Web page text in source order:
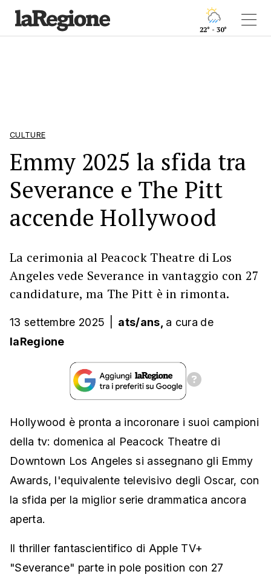
22° - 30°
CULTURE
Emmy 2025 la sfida tra
Severance e The Pitt
accende Hollywood
La cerimonia al Peacock Theatre di Los
Angeles vede Severance in vantaggio con 27
candidature, ma The Pitt è in rimonta.
13 settembre 2025 ats/ans, a cura de
laRegione
Hollywood è pronta a incoronare i suoi campioni
della tv: domenica al Peacock Theatre di
Downtown Los Angeles si assegnano gli Emmy
Awards, l'equivalente televisivo degli Oscar, con
la sfida per la miglior serie drammatica ancora
aperta.
Il thriller fantascientifico di Apple TV+
"Severance" parte in pole position con 27